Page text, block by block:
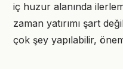
iç huzur alanında
zaman yatırımı şart
çok şey yapılabilir,